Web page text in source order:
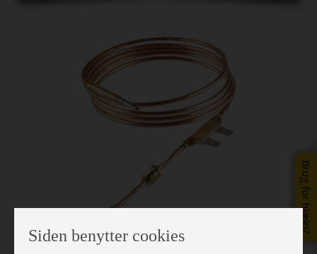
Brug for hjælp?
Siden benytter cookies